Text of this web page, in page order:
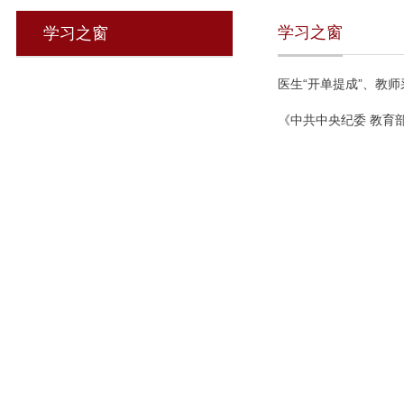
学习之窗 学习之窗
医生“开单提成”、教
《中共中央纪委 教